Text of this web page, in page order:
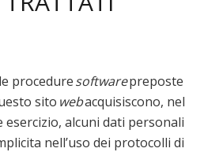
proceduresoftwarepreposte
sito webacquisiscono, nel
alcuni dati personali
nell’uso dei protocolli di